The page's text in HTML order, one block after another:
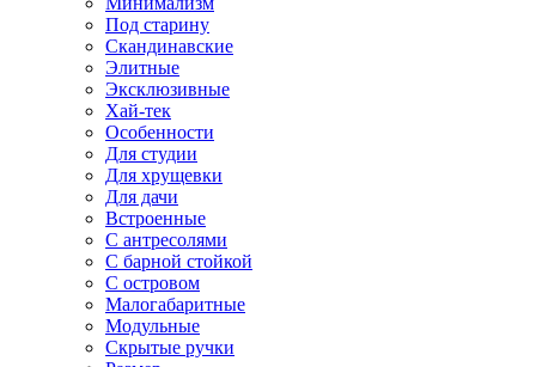
Под старину
Скандинавские
Элитные
Эксклюзивные
Хай-тек
Особенности
Для студии
Для хрущевки
Для дачи
Встроенные
С антресолями
С барной стойкой
С островом
Малогабаритные
Модульные
Скрытые ручки